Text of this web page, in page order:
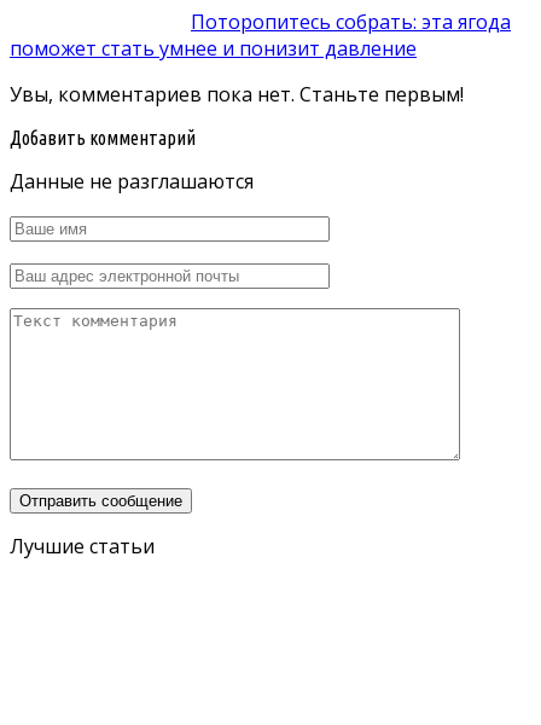
Поторопитесь собрать: эта ягода
поможет стать умнее и понизит давление
Увы, комментариев пока нет. Станьте первым!
Добавить комментарий
Данные не разглашаются
Лучшие статьи